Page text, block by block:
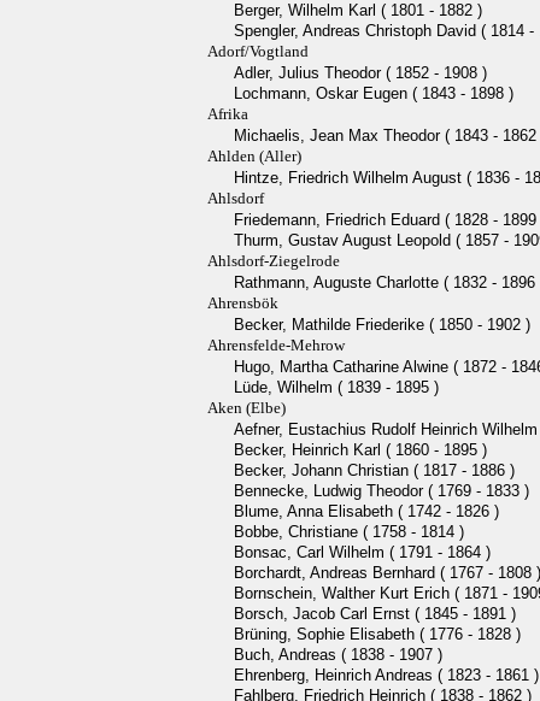
Berger, Wilhelm Karl ( 1801 - 1882 )
Spengler, Andreas Christoph David ( 1814 -
Adorf/Vogtland
Adler, Julius Theodor ( 1852 - 1908 )
Lochmann, Oskar Eugen ( 1843 - 1898 )
Afrika
Michaelis, Jean Max Theodor ( 1843 - 1862
Ahlden (Aller)
Hintze, Friedrich Wilhelm August ( 1836 -
Ahlsdorf
Friedemann, Friedrich Eduard ( 1828 - 1899
Thurm, Gustav August Leopold ( 1857 -
Ahlsdorf-Ziegelrode
Rathmann, Auguste Charlotte ( 1832 - 1896
Ahrensbök
Becker, Mathilde Friederike ( 1850 - 1902 )
Ahrensfelde-Mehrow
Hugo, Martha Catharine Alwine ( 1872 -
Lüde, Wilhelm ( 1839 - 1895 )
Aken (Elbe)
Aefner, Eustachius Rudolf Heinrich
Becker, Heinrich Karl ( 1860 - 1895 )
Becker, Johann Christian ( 1817 - 1886 )
Bennecke, Ludwig Theodor ( 1769 - 1833 )
Blume, Anna Elisabeth ( 1742 - 1826 )
Bobbe, Christiane ( 1758 - 1814 )
Bonsac, Carl Wilhelm ( 1791 - 1864 )
Borchardt, Andreas Bernhard ( 1767 - 1808 )
Bornschein, Walther Kurt Erich ( 1871 -
Borsch, Jacob Carl Ernst ( 1845 - 1891 )
Brüning, Sophie Elisabeth ( 1776 - 1828 )
Buch, Andreas ( 1838 - 1907 )
Ehrenberg, Heinrich Andreas ( 1823 - 1861 )
Fahlberg, Friedrich Heinrich ( 1838 - 1862 )